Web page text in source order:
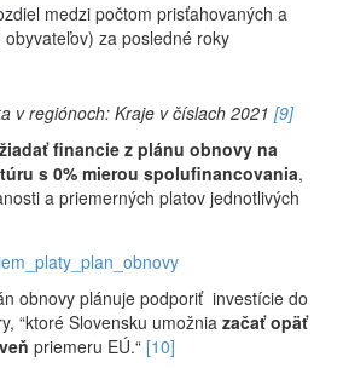
medzi počtom prisťahovaných a
za posledné roky
v regiónoch: Kraje v číslach 2021 [9]
financie z plánu obnovy na
s 0% mierou spolufinancovania,
a priemerných platov jednotlivých
obnovy plánuje podporiť investície do
“ktoré Slovensku umožnia začať opäť
priemeru EÚ.“ [10]